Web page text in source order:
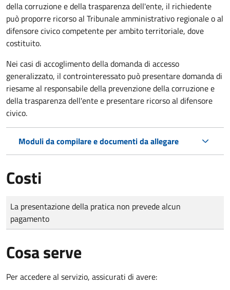
della corruzione e della trasparenza dell'ente, il richiedente
può proporre ricorso al Tribunale amministrativo regionale o al
difensore civico competente per ambito territoriale, dove
costituito.
Nei casi di accoglimento della domanda di accesso
generalizzato, il controinteressato può presentare domanda di
riesame al responsabile della prevenzione della corruzione e
della trasparenza dell'ente e presentare ricorso al difensore
civico.
Moduli da compilare e documenti da allegare
Costi
Tipo di pagamento
Importo
La presentazione della pratica non prevede alcun
pagamento
Cosa serve
Per accedere al servizio, assicurati di avere: